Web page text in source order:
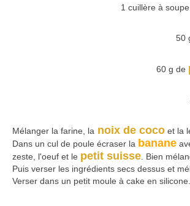
1 cuillère à
50
60 g de
Mélanger la farine, la noix de coco et la
Dans un cul de poule écraser la banane
zeste, l'oeuf et le petit suisse . Bien
Puis verser les ingrédients secs dessus et
Verser dans un petit moule à cake en silicone.